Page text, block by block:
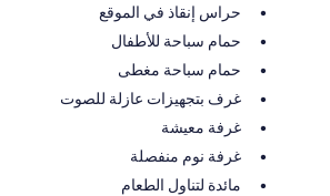
حراس إنقاذ في الموقع
حمام سباحة للأطفال
حمام سباحة مغطى
غرف بتجهيزات عازلة للصوت
غرفة معيشة
غرفة نوم منفصلة
مائدة لتناول الطعام